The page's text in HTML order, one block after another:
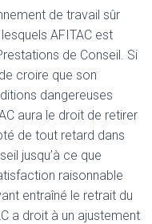
de travail sûr
AFITAC est
de Conseil. Si
croire que son
dangereuses
aura le droit de retirer
de tout retard dans
jusqu’à ce que
raisonnable
entraîné le retrait du
a droit à un ajustement